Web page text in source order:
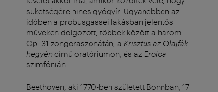
süketségére nincs gyógyír. Ugyanebben az
időben a probusgassei lakásban jelentős
műveken dolgozott, többek között a három
Op. 31 zongoraszonátán, a Krisztus az Olajfák
hegyén című oratóriumon, és az Eroica
szimfónián.
Beethoven, aki 1770-ben született Bonnban, 17